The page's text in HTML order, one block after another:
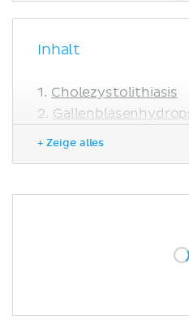
Inhalt
Cholezystolithiasis
Tumoren der
+ Zeige alles